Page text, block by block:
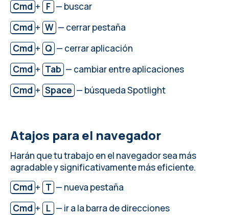
Cmd + F — buscar
Cmd + W — cerrar pestaña
Cmd + Q — cerrar aplicación
Cmd + Tab — cambiar entre aplicaciones
Cmd + Space — búsqueda Spotlight
Atajos para el navegador
Harán que tu trabajo en el navegador sea más
agradable y significativamente más eficiente.
Cmd + T — nueva pestaña
Cmd + L — ir a la barra de direcciones